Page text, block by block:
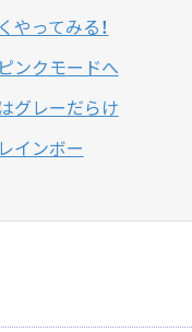
やってみる！
ンクモードへ
グレーだらけ
インボー